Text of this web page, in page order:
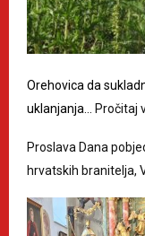
Orehovica da
uklanjanja…
Pročitaj
Proslava Dana
hrvatskih branitelja,